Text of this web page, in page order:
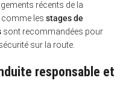
récents de la
les stages de
sont recommandées pour
sur la route.
responsable et